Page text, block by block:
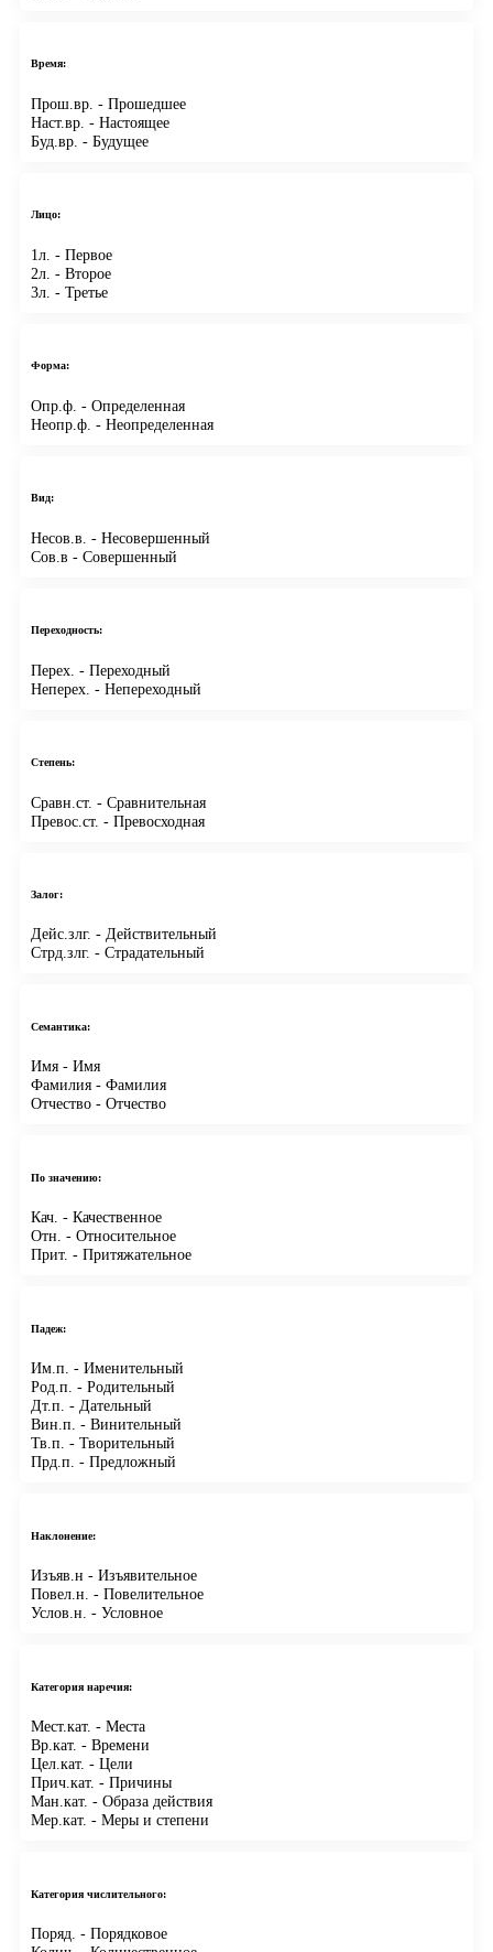
Время:
Прош.вр. - Прошедшее
Наст.вр. - Настоящее
Буд.вр. - Будущее
Лицо:
1л. - Первое
2л. - Второе
3л. - Третье
Форма:
Опр.ф. - Определенная
Неопр.ф. - Неопределенная
Вид:
Несов.в. - Несовершенный
Сов.в - Совершенный
Переходность:
Перех. - Переходный
Неперех. - Непереходный
Степень:
Сравн.ст. - Сравнительная
Превос.ст. - Превосходная
Залог:
Дейс.злг. - Действительный
Стрд.злг. - Страдательный
Семантика:
Имя - Имя
Фамилия - Фамилия
Отчество - Отчество
По значению:
Кач. - Качественное
Отн. - Относительное
Прит. - Притяжательное
Падеж:
Им.п. - Именительный
Род.п. - Родительный
Дт.п. - Дательный
Вин.п. - Винительный
Тв.п. - Творительный
Прд.п. - Предложный
Наклонение:
Изъяв.н - Изъявительное
Повел.н. - Повелительное
Услов.н. - Условное
Категория наречия:
Мест.кат. - Места
Вр.кат. - Времени
Цел.кат. - Цели
Прич.кат. - Причины
Ман.кат. - Образа действия
Мер.кат. - Меры и степени
Категория числительного:
Поряд. - Порядковое